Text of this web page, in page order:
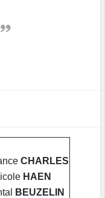
CHARLES
HAEN
BEUZELIN